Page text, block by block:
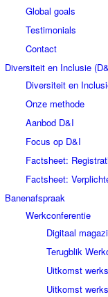
Global goals
Testimonials
Contact
Diversiteit en Inclusie
Diversiteit en
Onze methode
Aanbod D&I
Focus op D&I
Factsheet:
Factsheet:
Banenafspraak
Werkconferentie
Digitaal
Terugblik
Uitkomst
Uitkomst